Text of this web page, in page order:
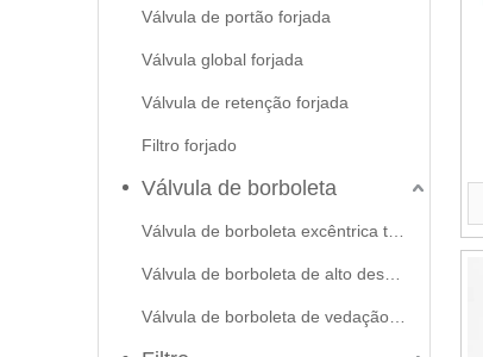
Válvula de portão forjada
Válvula global forjada
Válvula de retenção forjada
Filtro forjado
Válvula de borboleta